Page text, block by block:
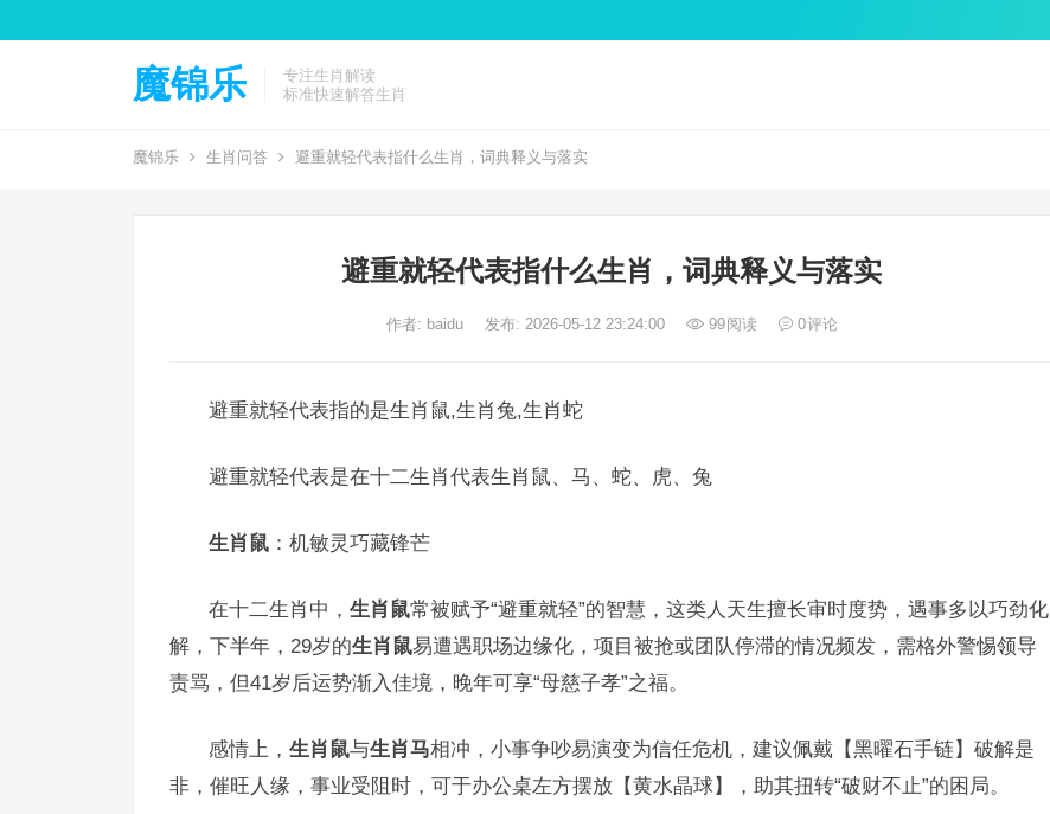
魔锦乐
专注生肖解读
标准快速解答生肖
魔锦乐 生肖问答 避重就轻代表指什么生肖，词典释义与落实
避重就轻代表指什么生肖，词典释义与落实
作者: baidu 发布: 2026-05-12 23:24:00 99阅读 0评论
避重就轻代表指的是生肖鼠,生肖兔,生肖蛇
避重就轻代表是在十二生肖代表生肖鼠、马、蛇、虎、兔
生肖鼠 ：机敏灵巧藏锋芒
在十二生肖中， 生肖鼠常被赋予“避重就轻”的智慧，这类人天生擅长审时度势，遇事多以巧劲化
解，下半年，29岁的生肖鼠易遭遇职场边缘化，项目被抢或团队停滞的情况频发，需格外警惕领导
责骂，但41岁后运势渐入佳境，晚年可享“母慈子孝”之福。
感情上， 生肖鼠与生肖马相冲，小事争吵易演变为信任危机，建议佩戴【黑曜石手链】破解是
非，催旺人缘，事业受阻时，可于办公桌左方摆放【黄水晶球】，助其扭转“破财不止”的困局。